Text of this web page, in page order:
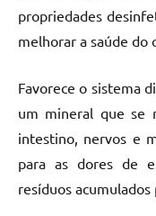
propriedades
melhorar a saúde do
Favorece o sistema
um mineral que se
intestino, nervos e
para as dores de
resíduos